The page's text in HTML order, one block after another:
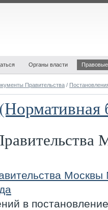
Органы власти
Правительства /
в